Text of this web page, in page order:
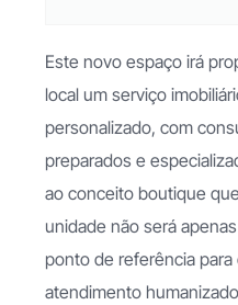
Este novo espaço irá
local um serviço
personalizado, com
preparados e
ao conceito boutique
unidade não será
ponto de referência
atendimento